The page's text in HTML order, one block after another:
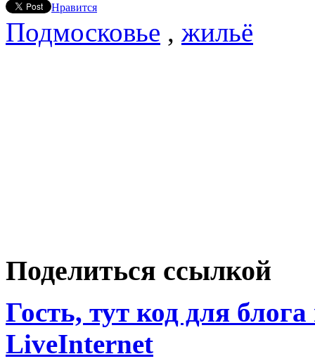
Нравится
Подмосковье , жильё
Поделиться ссылкой
Гость, тут код для
LiveInternet